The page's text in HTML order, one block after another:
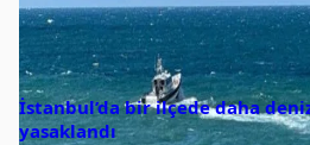
İstanbul’da bir ilçede daha
yasaklandı